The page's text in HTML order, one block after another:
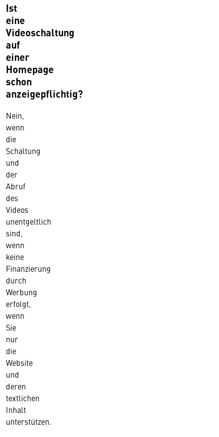
Ist
eine
Videoschaltung
auf
einer
Homepage
schon
anzeigepflichtig?
Nein,
wenn
die
Schaltung
und
der
Abruf
des
Videos
unentgeltlich
sind,
wenn
keine
Finanzierung
durch
Werbung
erfolgt,
wenn
Sie
nur
die
Website
und
deren
textlichen
Inhalt
unterstützen.